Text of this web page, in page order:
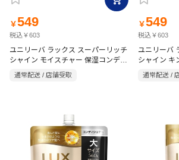
￥549
税込￥603
ユニリーバ ラックス スーパーリッチ
シャイン モイスチャー 保湿コンディ
ショナー 詰替 560g
通常配送 / 店舗受取
￥549
税込￥603
ユニリーバ
シャイン キ
ナー 詰替
通常配送 /